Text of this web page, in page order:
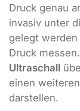
Druck genau
invasiv unter
gelegt
Druck
Ultraschall
einen
darstellen.